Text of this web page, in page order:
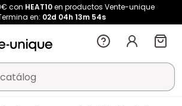
con HEAT10en productos Vente-unique
en: 02d 04h 13m 53s